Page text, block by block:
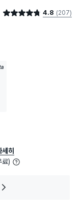
별점 4.8점 4.8 (207)
세히
)